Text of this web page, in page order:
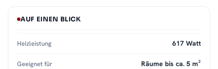
AUF EINEN BLICK
Heizleistung 617 Watt
Geeignet für Räume bis ca. 5 m²